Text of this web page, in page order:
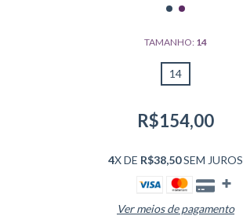
TAMANHO: 14
14
R$154,00
4X DE R$38,50SEM JUROS
Ver meios de pagamento